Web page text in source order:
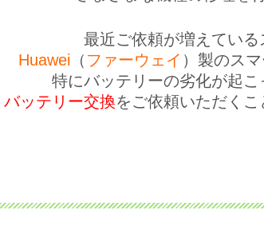
最近ご依頼が増えている
Huawei（ ファーウェイ ）製のス
特にバッテリーの劣化が起
バッテリー交換をご依頼いただくこ